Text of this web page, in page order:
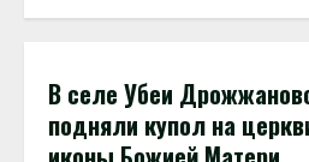
В селе Убеи
подняли купол на